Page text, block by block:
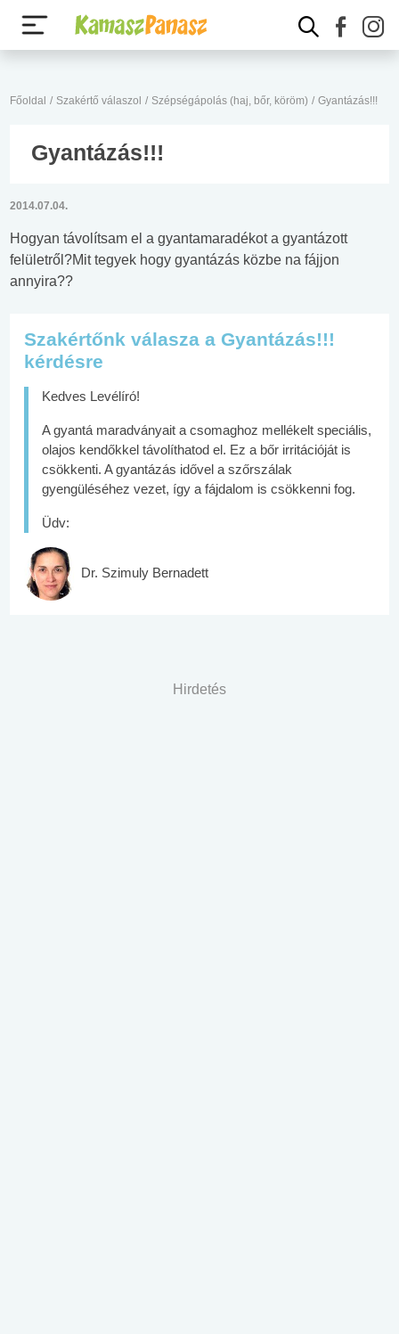
Főoldal / Szakértő válaszol / Szépségápolás (haj, bőr, köröm) / Gyantázás!!!
Gyantázás!!!
2014.07.04.
Hogyan távolítsam el a gyantamaradékot a gyantázott
felületről?Mit tegyek hogy gyantázás közbe na fájjon
annyira??
Szakértőnk válasza a Gyantázás!!!
kérdésre
Kedves Levélíró!
A gyantá maradványait a csomaghoz mellékelt speciális,
olajos kendőkkel távolíthatod el. Ez a bőr irritációját is
csökkenti. A gyantázás idővel a szőrszálak
gyengüléséhez vezet, így a fájdalom is csökkenni fog.
Üdv:
Dr. Szimuly Bernadett
Hirdetés